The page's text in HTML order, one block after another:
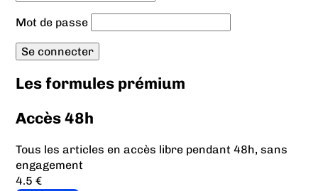
Mot de passe
Les formules prémium
Accès 48h
Tous les articles en accès libre pendant 48h, sans
engagement
4.5 €